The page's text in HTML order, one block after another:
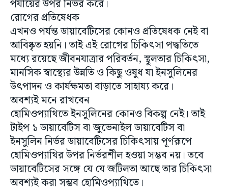
এখনও পর্যন্ত ডায়াবেটিসের কোনও প্রতিষেধক নেই বা
আবিষ্কৃত হয়নি। তাই এই রোগের চিকিৎসা পদ্ধতিতে
মধ্যে রয়েছে জীবনযাত্রার পরিবর্তন, স্থূলতার চিকিৎসা,
মানসিক স্বাস্থ্যের উন্নতি ও কিছু ওষুধ যা ইনসুলিনের
উৎপাদন ও কার্যক্ষমতা বাড়াতে সাহায্য করে।
অবশ্যই মনে রাখবেন
হোমিওপ্যাথিতে ইনসুলিনের কোনও বিকল্প নেই। তাই
টাইপ ১ ডায়াবেটিস বা জুভেনাইল ডায়াবেটিস বা
ইনসুলিন নির্ভর ডায়াবেটিসের চিকিৎসায় পূর্ণরূপে
হোমিওপ্যাথির উপর নির্ভরশীল হওয়া সম্ভব নয়। তবে
ডায়াবেটিসের সঙ্গে যে যে জটিলতা আছে তার চিকিৎসা
অবশ্যই করা সম্ভব হোমিওপ্যাথিতে।
ডায়াবেটিসের চিকিৎসায় হোমিওপ্যাথি